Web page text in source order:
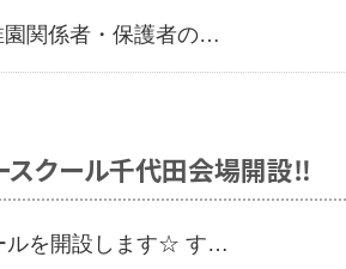
園関係者・保護者の…
クール千代田会場開設‼
ルを開設します☆ す…